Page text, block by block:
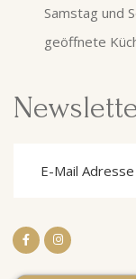
Samstag und
geöffnete